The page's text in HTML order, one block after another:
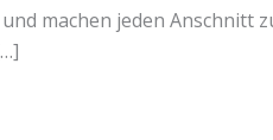
machen jeden Anschnitt